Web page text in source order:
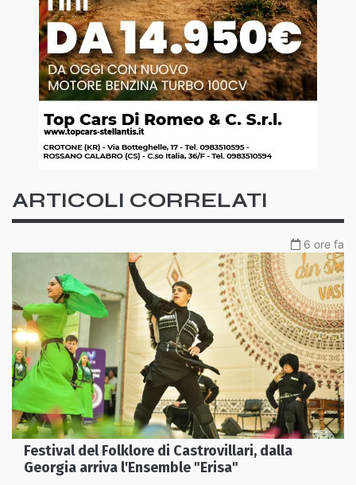
ARTICOLI CORRELATI
6 ore fa
Festival del Folklore di Castrovillari, dalla
Georgia arriva l'Ensemble "Erisa"